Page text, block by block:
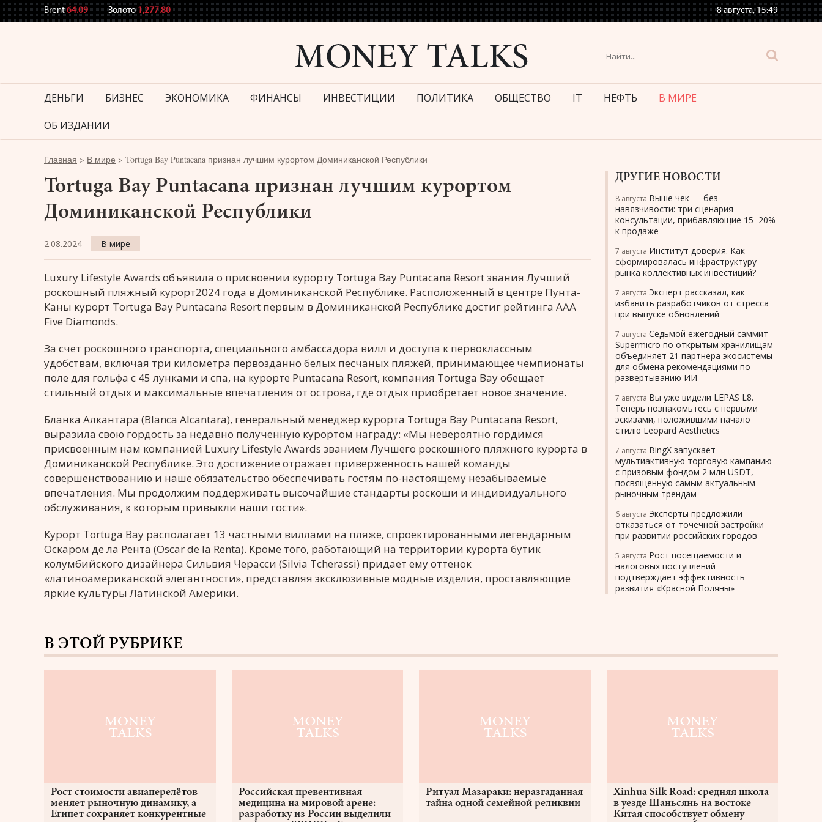
Brent64.09 Золото1,277.80 8 августа,15:49
ДЕНЬГИ БИЗНЕС ЭКОНОМИКА ФИНАНСЫ ИНВЕСТИЦИИ ПОЛИТИКА ОБЩЕСТВО IT НЕФТЬ В МИРЕ
ОБ ИЗДАНИИ
Главная > В мире > Tortuga Bay Puntacana признан лучшим курортом Доминиканской Республики
Tortuga Bay Puntacana признан лучшим курортом
Доминиканской Республики
2.08.2024 В мире
Luxury Lifestyle Awards объявила о присвоении курорту Tortuga Bay Puntacana Resort звания Лучший
роскошный пляжный курорт2024 года в Доминиканской Республике. Расположенный в центре Пунта-
Каны курорт Tortuga Bay Puntacana Resort первым в Доминиканской Республике достиг рейтинга AAA
Five Diamonds.
За счет роскошного транспорта, специального амбассадора вилл и доступа к первоклассным
удобствам, включая три километра первозданно белых песчаных пляжей, принимающее чемпионаты
поле для гольфа с 45 лунками и спа, на курорте Puntacana Resort, компания Tortuga Bay обещает
стильный отдых и максимальные впечатления от острова, где отдых приобретает новое значение.
Бланка Алкантара (Blanca Alcantara), генеральный менеджер курорта Tortuga Bay Puntacana Resort,
выразила свою гордость за недавно полученную курортом награду: «Мы невероятно гордимся
присвоенным нам компанией Luxury Lifestyle Awards званием Лучшего роскошного пляжного курорта в
Доминиканской Республике. Это достижение отражает приверженность нашей команды
совершенствованию и наше обязательство обеспечивать гостям по-настоящему незабываемые
впечатления. Мы продолжим поддерживать высочайшие стандарты роскоши и индивидуального
обслуживания, к которым привыкли наши гости».
Курорт Tortuga Bay располагает 13 частными виллами на пляже, спроектированными легендарным
Оскаром де ла Рента (Oscar de la Renta). Кроме того, работающий на территории курорта бутик
колумбийского дизайнера Сильвия Черасси (Silvia Tcherassi) придает ему оттенок
«латиноамериканской элегантности», представляя эксклюзивные модные изделия, проставляющие
яркие культуры Латинской Америки.
ДРУГИЕ НОВОСТИ
8 августа Выше чек — без
навязчивости: три сценария
консультации, прибавляющие 15–20%
к продаже
7 августа Институт доверия. Как
сформировалась инфраструктуру
рынка коллективных инвестиций?
7 августа Эксперт рассказал, как
избавить разработчиков от стресса
при выпуске обновлений
7 августа Седьмой ежегодный саммит
Supermicro по открытым хранилищам
объединяет 21 партнера экосистемы
для обмена рекомендациями по
развертыванию ИИ
7 августа Вы уже видели LEPAS L8.
Теперь познакомьтесь с первыми
эскизами, положившими начало
стилю Leopard Aesthetics
7 августа BingX запускает
мультиактивную торговую кампанию
с призовым фондом 2 млн USDT,
посвященную самым актуальным
рыночным трендам
6 августа Эксперты предложили
отказаться от точечной застройки
при развитии российских городов
5 августа Рост посещаемости и
налоговых поступлений
подтверждает эффективность
развития «Красной Поляны»
В ЭТОЙ РУБРИКЕ
Рост стоимости авиаперелётов
меняет рыночную динамику, а
Египет сохраняет конкурентные
Российская превентивная
медицина на мировой арене:
разработку из России выделили
Ритуал Мазараки: неразгаданная
тайна одной семейной реликвии
Xinhua Silk Road: средняя школа
в уезде Шаньсянь на востоке
Китая способствует обмену